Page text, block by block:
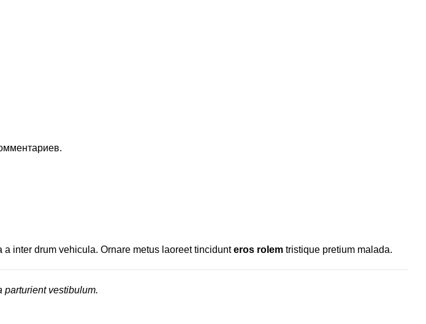
a inter drum vehicula. Ornare metus laoreet tincidunteros rolem tristique pretium malada.
parturient vestibulum.